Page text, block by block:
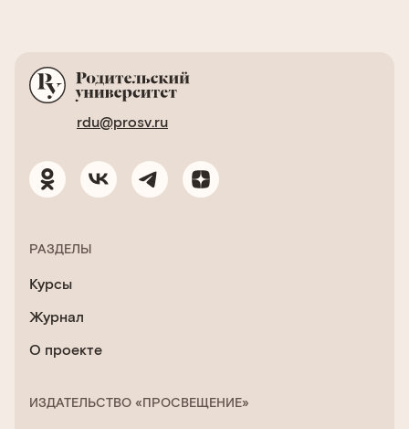
rdu@prosv.ru
РАЗДЕЛЫ
Курсы
Журнал
О проекте
ИЗДАТЕЛЬСТВО «ПРОСВЕЩЕНИЕ»